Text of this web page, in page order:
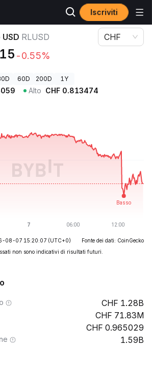
Iscriviti
RLUSD
-0.55%
CHF
60D 200D 1Y
Alto CHF 0.813474
08-07 15:20:07 (UTC+0)
Fonte dei dati: CoinGecko
non sono indicativi di risultati futuri.
1.28B
71.83M
0.965029
1.59B